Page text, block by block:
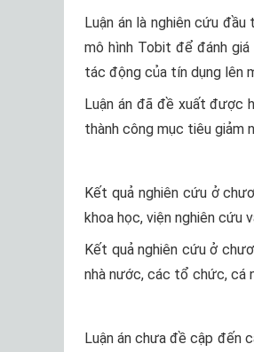
Luận án là nghiên cứu
mô hình Tobit để đánh
tác động của tín dụng lên
Luận án đã đề xuất được
thành công mục tiêu giảm
Kết quả nghiên cứu ở
khoa học, viện nghiên cứu
Kết quả nghiên cứu ở
nhà nước, các tổ chức, cá
Luận án chưa đề cập đến